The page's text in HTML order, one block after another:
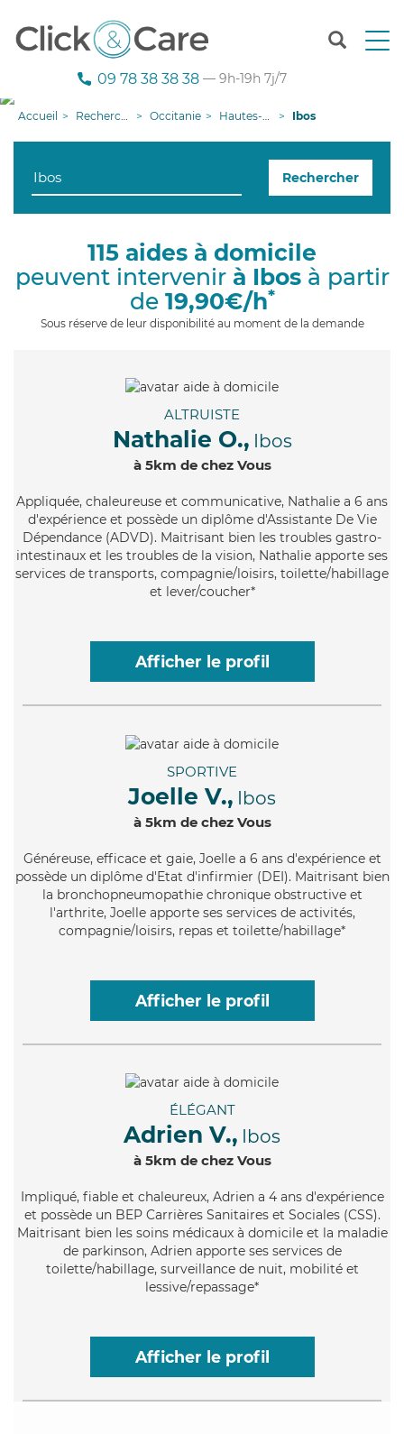
T
n
g
i
09 78 38 38 38 — 9h-19h 7j/7
Accueil Recherche aide à domicile Occitanie Hautes-Pyrénées Ibos
Rechercher
115 aides à domicile
peuvent intervenir à Ibosà partir
de 19,90€/h*
Sous réserve de leur disponibilité au moment de la demande
ALTRUISTE
Nathalie O., Ibos
à 5km de chez Vous
Appliquée, chaleureuse et communicative, Nathalie a 6 ans
d'expérience et possède un diplôme d'Assistante De Vie
Dépendance (ADVD). Maitrisant bien les troubles gastro-
intestinaux et les troubles de la vision, Nathalie apporte ses
services de transports, compagnie/loisirs, toilette/habillage
et lever/coucher*
Afficher le profil
SPORTIVE
Joelle V., Ibos
à 5km de chez Vous
Généreuse, efficace et gaie, Joelle a 6 ans d'expérience et
possède un diplôme d'Etat d'infirmier (DEI). Maitrisant bien
la bronchopneumopathie chronique obstructive et
l'arthrite, Joelle apporte ses services de activités,
compagnie/loisirs, repas et toilette/habillage*
Afficher le profil
ÉLÉGANT
Adrien V., Ibos
à 5km de chez Vous
Impliqué, fiable et chaleureux, Adrien a 4 ans d'expérience
et possède un BEP Carrières Sanitaires et Sociales (CSS).
Maitrisant bien les soins médicaux à domicile et la maladie
de parkinson, Adrien apporte ses services de
toilette/habillage, surveillance de nuit, mobilité et
lessive/repassage*
Afficher le profil